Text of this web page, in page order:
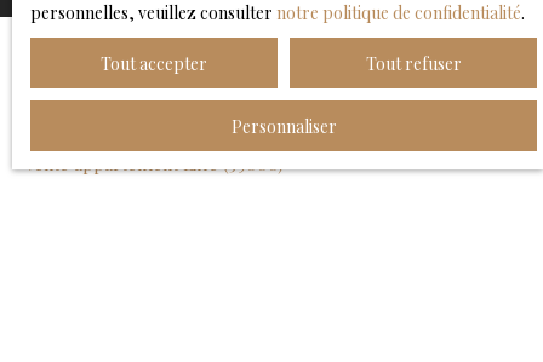
JE RECHERCHE UN BIEN
personnelles, veuillez consulter notre politique de confidentialité.
Tout accepter Tout refuser
Personnaliser